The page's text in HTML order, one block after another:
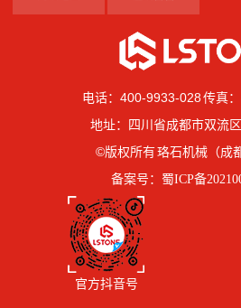
电话：400-9933-028 传真
地址：四川省成都市双流
©版权所有 珞石机械（成
备案号： 蜀ICP备
官方抖音号